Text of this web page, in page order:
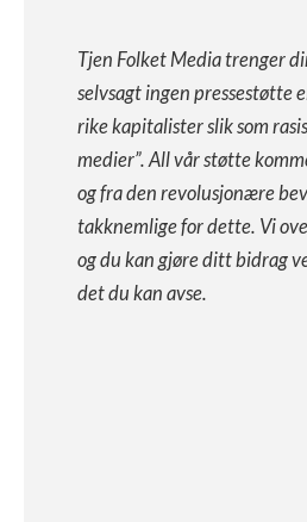
Tjen Folket Media trenger
selvsagt ingen pressestøtte
rike kapitalister slik som
medier”. All vår støtte
og fra den revolusjonære
takknemlige for dette. Vi
og du kan gjøre ditt bidrag
det du kan avse.